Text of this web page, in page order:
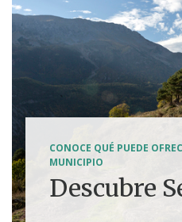
CONOCE QUÉ PUEDE
MUNICIPIO
Descubre
Tierra de
aventuras